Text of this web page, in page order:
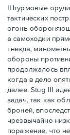
Штурмовые
тактических
огонь
а самоходки
гнезда,
обороны
продолжалось
когда в дело
далее. Stug III
задач, так как
броней,
чрезвычайно
поражение, что